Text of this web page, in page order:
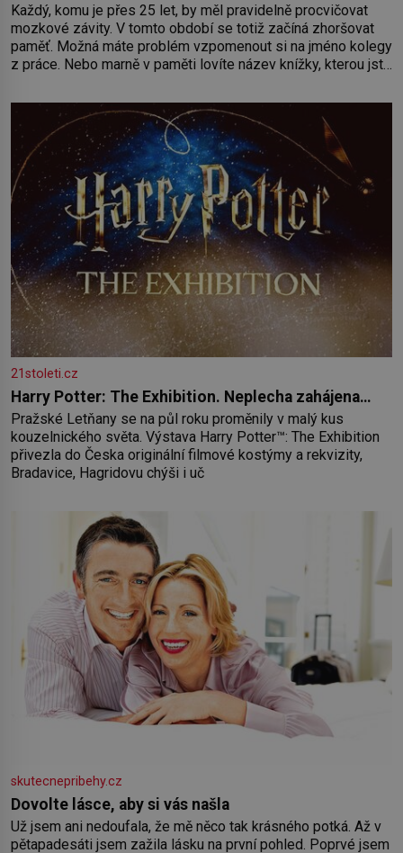
Každý, komu je přes 25 let, by měl pravidelně procvičovat
mozkové závity. V tomto období se totiž začíná zhoršovat
paměť. Možná máte problém vzpomenout si na jméno kolegy
z práce. Nebo marně v paměti lovíte název knížky, kterou jste
paměť rozhodla stávkovat. Cvičte
21stoleti.cz
Harry Potter: The Exhibition. Neplecha zahájena…
Pražské Letňany se na půl roku proměnily v malý kus
kouzelnického světa. Výstava Harry Potter™: The Exhibition
přivezla do Česka originální filmové kostýmy a rekvizity,
Bradavice, Hagridovu chýši i uč
skutecnepribehy.cz
Dovolte lásce, aby si vás našla
Už jsem ani nedoufala, že mě něco tak krásného potká. Až v
pětapadesáti jsem zažila lásku na první pohled. Poprvé jsem